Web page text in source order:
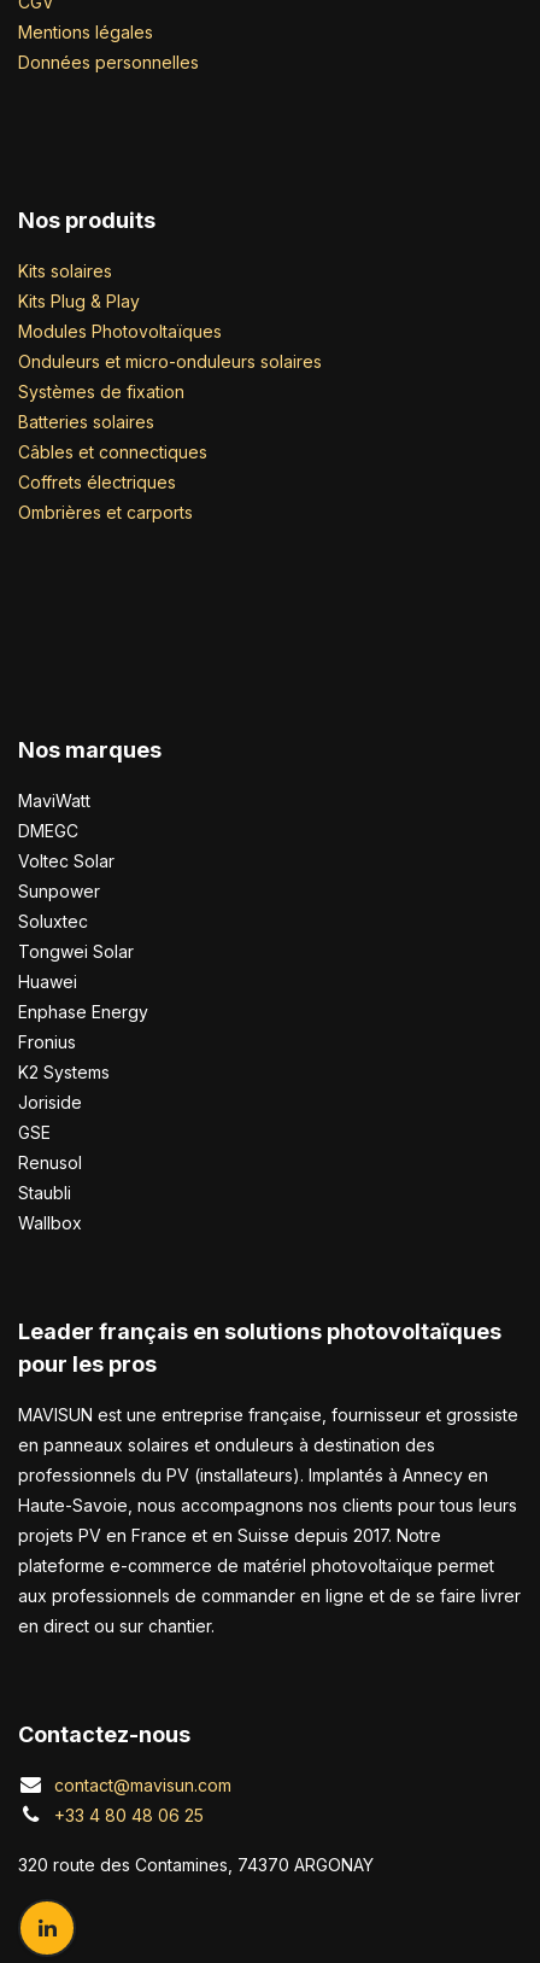
Mentions légales
Données personnelles
Nos produits
Kits solaires
Kits Plug & Play
Modules Photovoltaïques
Onduleurs et micro-onduleurs solaires
Systèmes de fixation
Batteries solaires
Câbles et connectiques
Coffrets électriques
Ombrières et carports
Nos marques
MaviWatt
DMEGC
Voltec Solar
Sunpower
Soluxtec
Tongwei Solar
Huawei
Enphase Energy
Fronius
K2 Systems
Joriside
GSE
Renusol
Staubli
Wallbox
Leader français en solutions photovoltaïques
pour les pros
MAVISUN est une entreprise française, fournisseur et grossiste
en panneaux solaires et onduleurs à destination des
professionnels du PV (installateurs). Implantés à Annecy en
Haute-Savoie, nous accompagnons nos clients pour tous leurs
projets PV en France et en Suisse depuis 2017. Notre
plateforme e-commerce de matériel photovoltaïque permet
aux professionnels de commander en ligne et de se faire livrer
en direct ou sur chantier.
Contactez-nous
contact@mavisun.com
+33 4 80 48 06 25
320 route des Contamines, 74370 ARGONAY